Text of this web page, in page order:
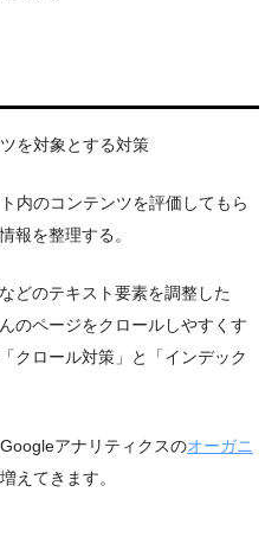
を対象とする対策
内のコンテンツを評価してもら
報を整理する。
どのテキスト要素を調整した
のページをクロールしやすくす
クロール対策」と「インデック
アナリティクスのオーガニ
えてきます。